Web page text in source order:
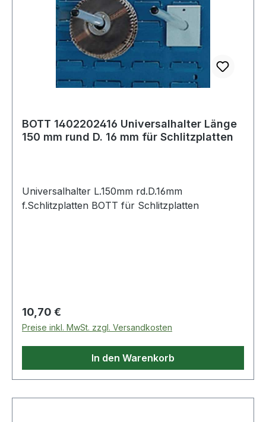
BOTT 1402202416 Universalhalter Länge
150 mm rund D. 16 mm für Schlitzplatten
Universalhalter L.150mm rd.D.16mm
f.Schlitzplatten BOTT für Schlitzplatten
Regulärer Preis:
10,70 €
Preise inkl. MwSt. zzgl. Versandkosten
In den Warenkorb